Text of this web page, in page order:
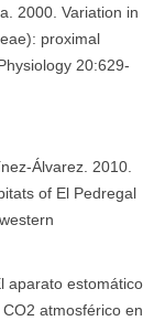
2000. Variation in
proximal
20:629-
Álvarez. 2010.
of El Pedregal
aparato estomático
atmosférico en